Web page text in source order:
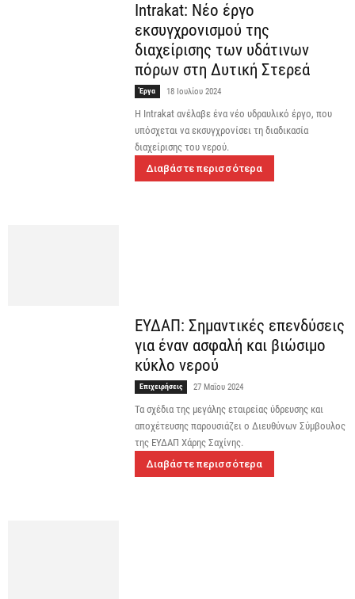
Intrakat: Νέο έργο
εκσυγχρονισμού της
διαχείρισης των υδάτινων
πόρων στη Δυτική Στερεά
Έργα 18 Ιουλίου 2024
H Intrakat ανέλαβε ένα νέο υδραυλικό έργο, που
υπόσχεται να εκσυγχρονίσει τη διαδικασία
διαχείρισης του νερού.
Διαβάστε περισσότερα
ΕΥΔΑΠ: Σημαντικές επενδύσεις
για έναν ασφαλή και βιώσιμο
κύκλο νερού
Επιχειρήσεις 27 Μαΐου 2024
Τα σχέδια της μεγάλης εταιρείας ύδρευσης και
αποχέτευσης παρουσιάζει ο Διευθύνων Σύμβουλος
της ΕΥΔΑΠ Χάρης Σαχίνης.
Διαβάστε περισσότερα